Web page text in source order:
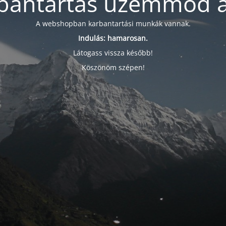
A webshopban karbantartási munkák vannak.
Indulás: hamarosan.
Látogass vissza később!
Köszönöm szépen!